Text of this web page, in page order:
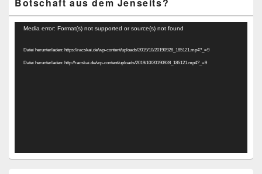
Botschaft aus dem Jenseits?
Video-
Media error: Format(s) not supported or source(s) not found
Datei herunterladen: https://racskai.de/wp-content/uploads/2019/10/20190928_185121.mp4?_=9
Datei herunterladen: http://racskai.de/wp-content/uploads/2019/10/20190928_185121.mp4?_=9